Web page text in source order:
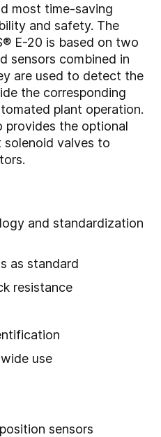
most time-saving
and safety. The
E-20 is based on two
sensors combined in
are used to detect the
the corresponding
plant operation.
provides the optional
valves to
and standardization
as standard
resistance
use
sensors